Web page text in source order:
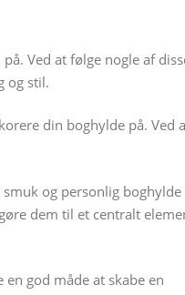
Ved at følge nogle af
og stil.
din boghylde på. Ved
og personlig boghylde
dem til et centralt
god måde at skabe en